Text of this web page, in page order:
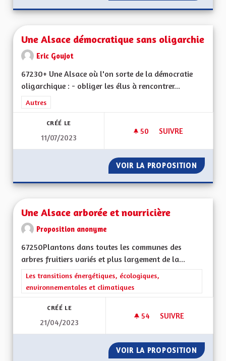
Une Alsace démocratique sans oligarchie
Eric Goujot
67230+ Une Alsace où l'on sorte de la démocratie
oligarchique : - obliger les élus à rencontrer...
Filtrer les résultats de la catégorie : Autres
Autres
CRÉÉ LE
11/07/2023
50 50 ABONNÉS
SUIVRE
VOIR LA PROPOSITION UNE
Une Alsace arborée et nourricière
Proposition anonyme
67250Plantons dans toutes les communes des
arbres fruitiers variés et plus largement de la...
Filtrer les résultats de la catégorie : Les transitions
Les transitions énergétiques, écologiques,
environnementales et climatiques
CRÉÉ LE
21/04/2023
54 54 ABONNÉS
SUIVRE
VOIR LA PROPOSITION UNE